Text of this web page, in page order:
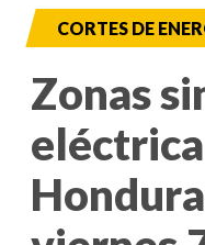
CORTES DE
Zonas